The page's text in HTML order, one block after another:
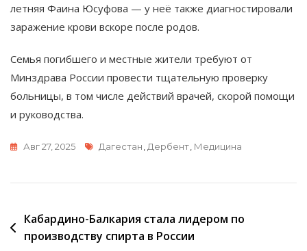
летняя Фаина Юсуфова — у неё также диагностировали
заражение крови вскоре после родов.
Семья погибшего и местные жители требуют от
Минздрава России провести тщательную проверку
больницы, в том числе действий врачей, скорой помощи
и руководства.
Авг 27, 2025 Метки
Дагестан Дербент Медицина
Навигация
по
Кабардино-Балкария стала лидером по
производству спирта в России